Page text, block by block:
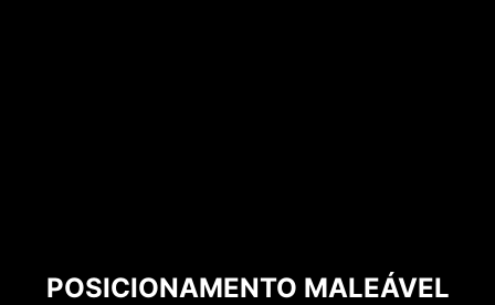
POSICIONAMENTO MALEÁVEL